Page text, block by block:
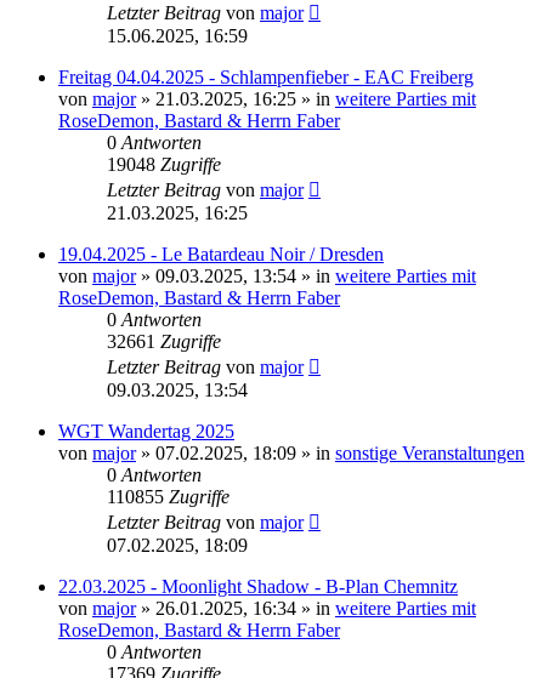
Letzter Beitrag von major
15.06.2025, 16:59
Freitag 04.04.2025 - Schlampenfieber - EAC Freiberg
von major» 21.03.2025, 16:25 » in weitere Parties mit
RoseDemon, Bastard & Herrn Faber
0Antworten
19048 Zugriffe
Letzter Beitrag von major
21.03.2025, 16:25
19.04.2025 - Le Batardeau Noir / Dresden
von major» 09.03.2025, 13:54 » in weitere Parties mit
RoseDemon, Bastard & Herrn Faber
0Antworten
32661 Zugriffe
Letzter Beitrag von major
09.03.2025, 13:54
WGT Wandertag 2025
von major» 07.02.2025, 18:09 » in sonstige Veranstaltungen
0Antworten
110855 Zugriffe
Letzter Beitrag von major
07.02.2025, 18:09
22.03.2025 - Moonlight Shadow - B-Plan Chemnitz
von major» 26.01.2025, 16:34 » in weitere Parties mit
RoseDemon, Bastard & Herrn Faber
0Antworten